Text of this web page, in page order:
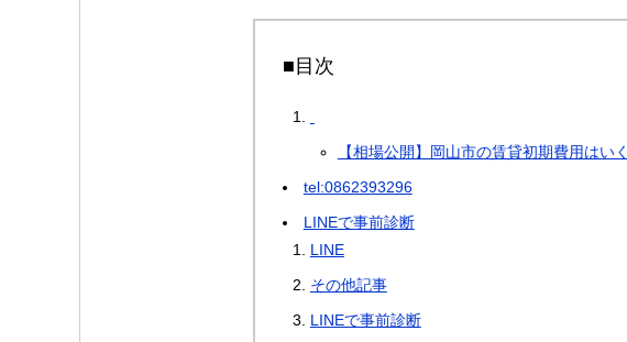
■目次
【相場公開】岡山市の賃貸初期費用は
tel:0862393296
LINEで事前診断
LINE
その他記事
LINEで事前診断